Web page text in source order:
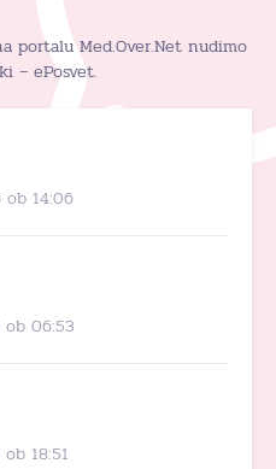
portalu Med.Over.Net nudimo
– ePosvet.
ob 14:06
ob 06:53
ob 18:51